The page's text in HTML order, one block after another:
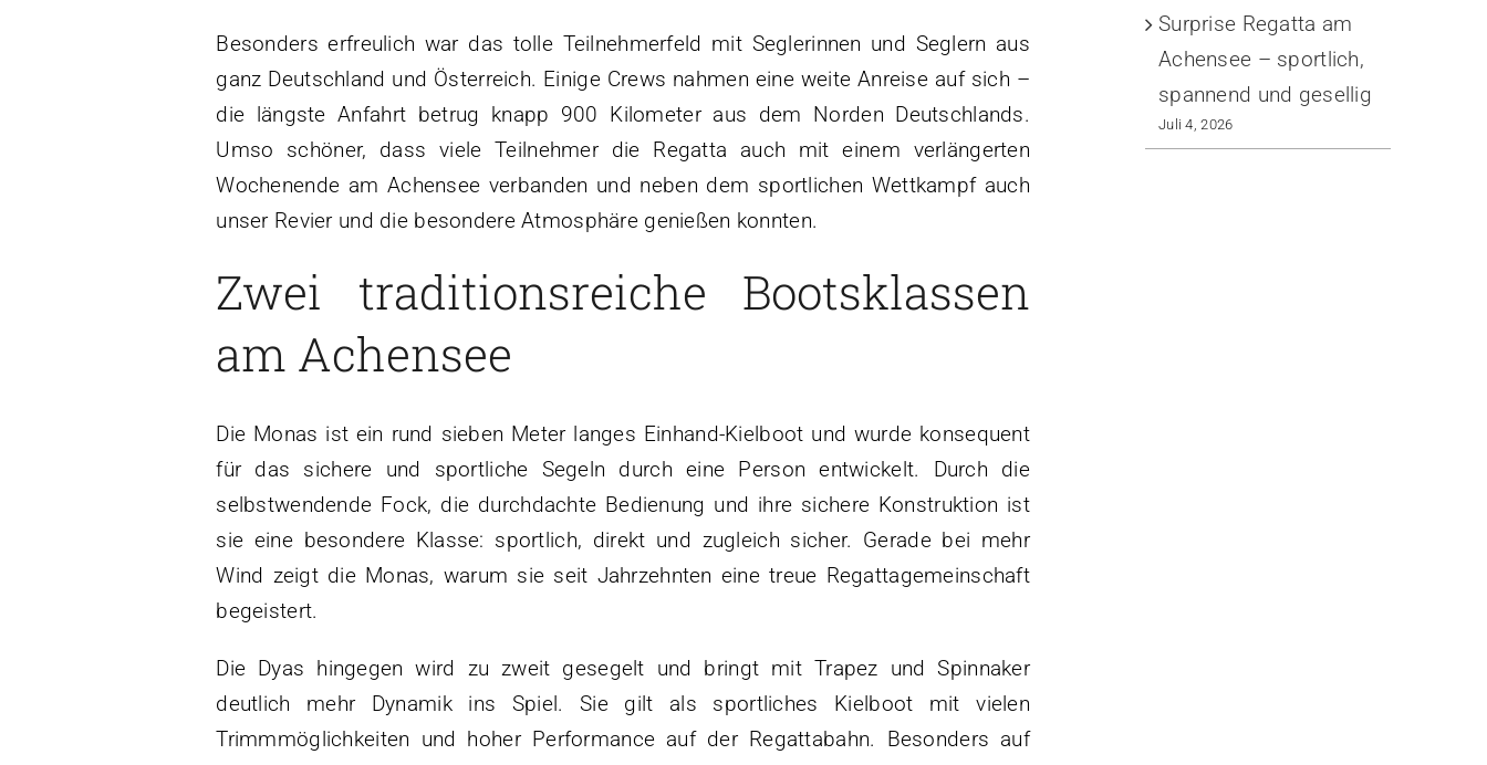
Besonders erfreulich war das tolle Teilnehmerfeld mit Seglerinnen und Seglern aus
ganz Deutschland und Österreich. Einige Crews nahmen eine weite Anreise auf sich –
die längste Anfahrt betrug knapp 900 Kilometer aus dem Norden Deutschlands.
Umso schöner, dass viele Teilnehmer die Regatta auch mit einem verlängerten
Wochenende am Achensee verbanden und neben dem sportlichen Wettkampf auch
unser Revier und die besondere Atmosphäre genießen konnten.
Zwei traditionsreiche Bootsklassen
am Achensee
Die Monas ist ein rund sieben Meter langes Einhand-Kielboot und wurde konsequent
für das sichere und sportliche Segeln durch eine Person entwickelt. Durch die
selbstwendende Fock, die durchdachte Bedienung und ihre sichere Konstruktion ist
sie eine besondere Klasse: sportlich, direkt und zugleich sicher. Gerade bei mehr
Wind zeigt die Monas, warum sie seit Jahrzehnten eine treue Regattagemeinschaft
begeistert.
Die Dyas hingegen wird zu zweit gesegelt und bringt mit Trapez und Spinnaker
deutlich mehr Dynamik ins Spiel. Sie gilt als sportliches Kielboot mit vielen
Trimmmöglichkeiten und hoher Performance auf der Regattabahn. Besonders auf
Surprise Regatta am
Achensee – sportlich,
spannend und gesellig
Juli 4, 2026